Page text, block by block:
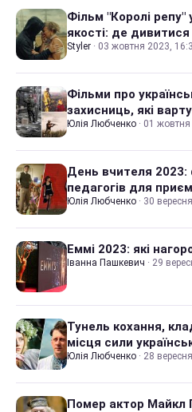
Фільм "Королі
якості: де
Styler · 03 жовтня 2023,
Фільми про
захисниць, які
Юлія Любченко · 01
День вчителя 2023:
педагогів для
Юлія Любченко · 30
Еммі 2023: які
Іванна Пашкевич · 29
Тунель кохання,
місця сили
Юлія Любченко · 28
Помер актор Майкл